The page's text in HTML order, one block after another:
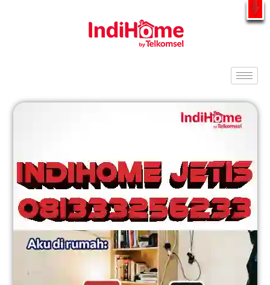
Gratis Pasang Dengan Bayar PDD2 | WiFi 200Rb an By
Telkomsel
WhatsApp